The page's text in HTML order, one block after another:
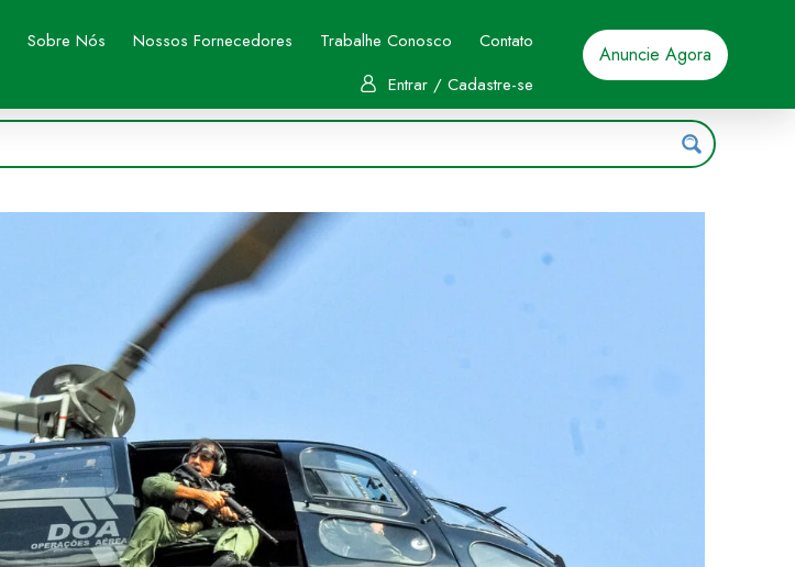
Sobre Nós Nossos Fornecedores Trabalhe Conosco
Contato
Entrar / Cadastre-se
Anuncie Agora